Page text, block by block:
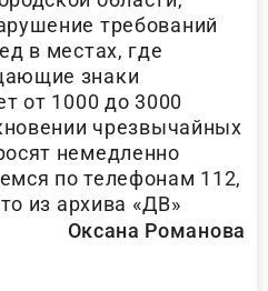
требований
в местах, где
знаки
от 1000 до 3000
чрезвычайных
немедленно
по телефонам 112,
из архива «ДВ»
Оксана Романова